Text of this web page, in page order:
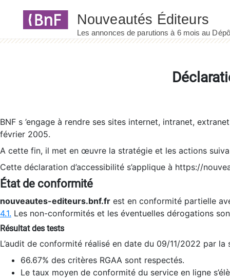
BNF s ’engage à rendre ses sites internet, intranet,
février 2005.
A cette fin, il met en œuvre la stratégie et les actions
Cette déclaration d’accessibilité s’applique à https://
État de conformité
nouveautes-editeurs.bnf.fr est en conformité partielle
4.1. Les non-conformités et les éventuelles dérogations
Résultat des tests
L’audit de conformité réalisé en date du 09/11/2022 par
66.67% des critères RGAA sont respectés.
Le taux moyen de conformité du service en ligne